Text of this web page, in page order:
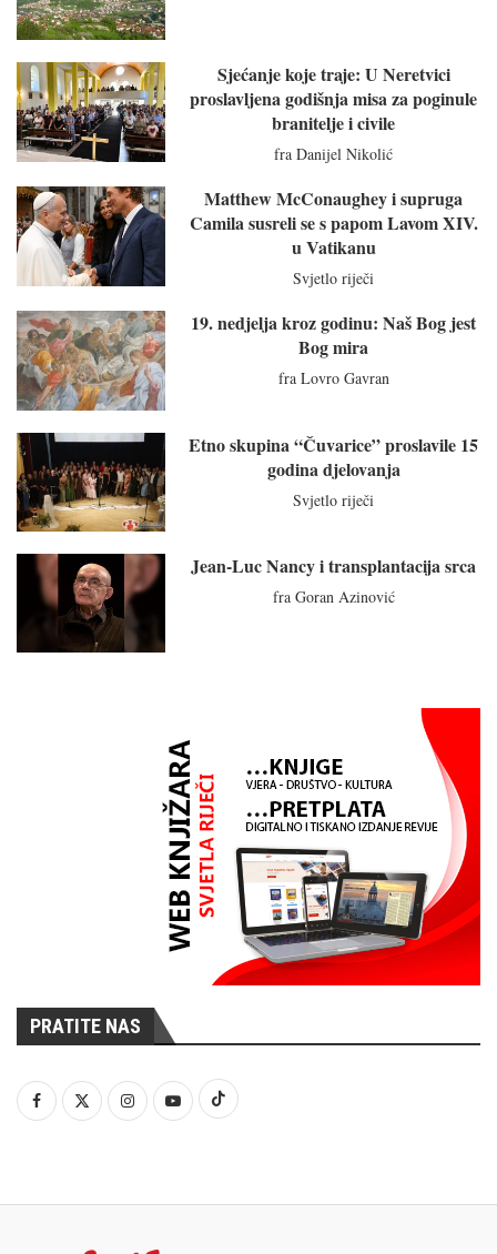
Sjećanje koje traje: U Neretvici
proslavljena godišnja misa za poginule
branitelje i civile
fra Danijel Nikolić
Matthew McConaughey i supruga
Camila susreli se s papom Lavom XIV.
u Vatikanu
Svjetlo riječi
19. nedjelja kroz godinu: Naš Bog jest
Bog mira
fra Lovro Gavran
Etno skupina “Čuvarice” proslavile 15
godina djelovanja
Svjetlo riječi
Jean-Luc Nancy i transplantacija srca
fra Goran Azinović
PRATITE NAS